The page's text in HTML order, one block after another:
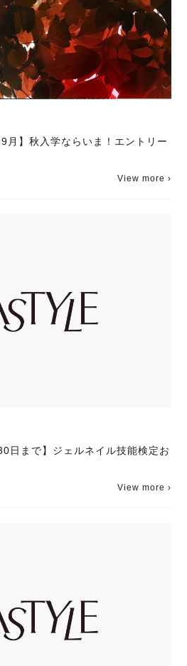
9月】秋入学ならいま！エントリー
View more ›
日まで】ジェルネイル技能検定お
View more ›